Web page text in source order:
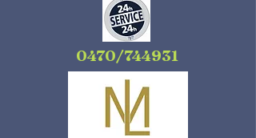
0470/744931